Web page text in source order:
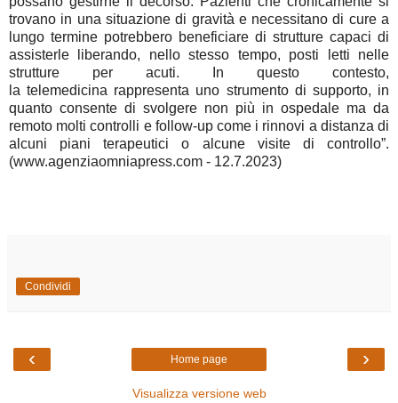
trovano in una situazione di gravità e necessitano di cure a
lungo termine potrebbero beneficiare di strutture capaci di
assisterle liberando, nello stesso tempo, posti letti nelle
strutture per acuti. In questo contesto,
la telemedicina rappresenta uno strumento di supporto, in
quanto consente di svolgere non più in ospedale ma da
remoto molti controlli e follow-up come i rinnovi a distanza di
alcuni piani terapeutici o alcune visite di controllo”.
(www.agenziaomniapress.com - 12.7.2023)
Condividi
‹ ›
Home page
Visualizza versione web